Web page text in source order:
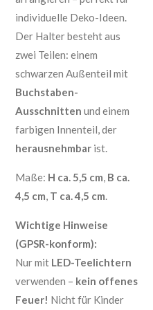
individuelle Deko-Ideen.
Der Halter besteht aus
zwei Teilen: einem
schwarzen Außenteil mit
Buchstaben-
Ausschnitten und einem
farbigen Innenteil, der
herausnehmbar ist.
Maße: H ca. 5,5 cm, B ca.
4,5 cm, T ca. 4,5 cm.
Wichtige Hinweise
(GPSR-konform):
Nur mit LED-Teelichtern
verwenden – kein offenes
Feuer! Nicht für Kinder